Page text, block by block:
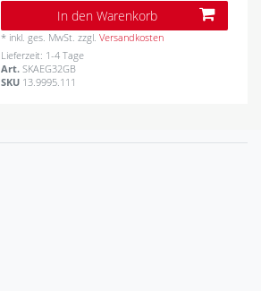
In den Warenkorb
* inkl. ges. MwSt. zzgl.Versandkosten
Lieferzeit: 1-4 Tage
Art.SKAEG32GB
SKU 13.9995.111